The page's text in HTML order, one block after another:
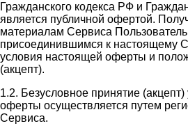
Гражданского кодекса РФ и
является публичной офертой.
материалам Сервиса Пользователь
присоединившимся к настоящему
условия настоящей оферты и
(акцепт).
1.2. Безусловное принятие
оферты осуществляется путем
Сервиса.